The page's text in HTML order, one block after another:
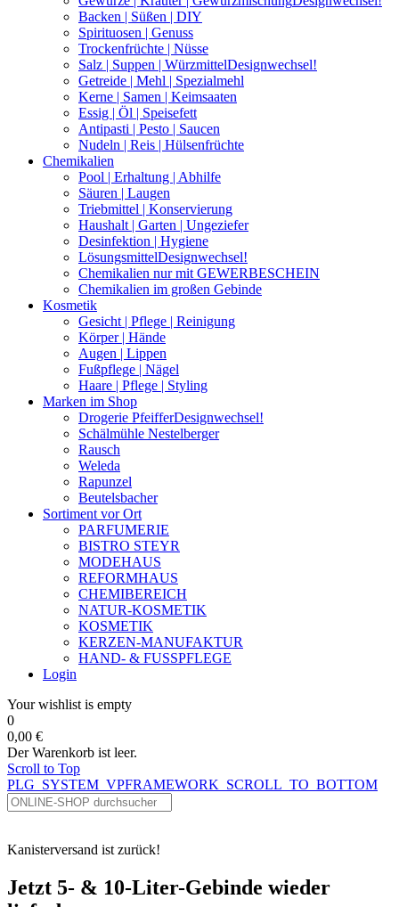
Backen | Süßen | DIY
Spirituosen | Genuss
Trockenfrüchte | Nüsse
Salz | Suppen | WürzmittelDesignwechsel!
Getreide | Mehl | Spezialmehl
Kerne | Samen | Keimsaaten
Essig | Öl | Speisefett
Antipasti | Pesto | Saucen
Nudeln | Reis | Hülsenfrüchte
Chemikalien
Pool | Erhaltung | Abhilfe
Säuren | Laugen
Triebmittel | Konservierung
Haushalt | Garten | Ungeziefer
Desinfektion | Hygiene
LösungsmittelDesignwechsel!
Chemikalien nur mit GEWERBESCHEIN
Chemikalien im großen Gebinde
Kosmetik
Gesicht | Pflege | Reinigung
Körper | Hände
Augen | Lippen
Fußpflege | Nägel
Haare | Pflege | Styling
Marken im Shop
Drogerie PfeifferDesignwechsel!
Schälmühle Nestelberger
Rausch
Weleda
Rapunzel
Beutelsbacher
Sortiment vor Ort
PARFUMERIE
BISTRO STEYR
MODEHAUS
REFORMHAUS
CHEMIBEREICH
NATUR-KOSMETIK
KOSMETIK
KERZEN-MANUFAKTUR
HAND- & FUSSPFLEGE
Login
Your wishlist is empty
0
0,00 €
Der Warenkorb ist leer.
Scroll to Top
PLG_SYSTEM_VPFRAMEWORK_SCROLL_TO_BOTTOM
Kanisterversand ist zurück!
Jetzt 5- & 10-Liter-Gebinde wieder